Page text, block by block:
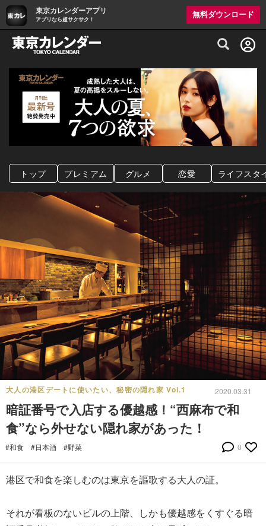
東京カレンダーアプリ
アプリなら超サクサク！
無料ダウンロード
グルメ情報・プレミアムレストラン予約
トップ プレミアム グルメ 恋愛 ライフスタ
大人の港区デートに使いたい、秘密の隠れ家 Vol.1 2020.03.31
暗証番号で入店する優越感！“西麻布で和
食”なら外せない隠れ家があった！
#和食 #日本酒 #野菜 0
港区で和食を楽しむのは東京を謳歌する大人の証。
それが看板のないビルの上階、しかも優越感をくすぐる暗